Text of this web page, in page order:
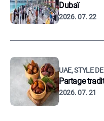
Dubaï
2026. 07. 22
UAE, STYLE
Partage
2026. 07. 21